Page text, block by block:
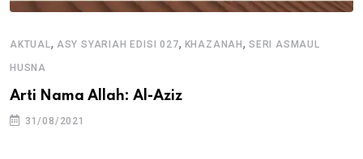
AKTUAL, ASY SYARIAH EDISI 027, KHAZANAH,SERI ASMAUL
HUSNA
Arti Nama Allah: Al-Aziz
31/08/2021